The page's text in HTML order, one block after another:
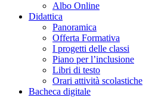
Albo Online
Didattica
Panoramica
Offerta Formativa
I progetti delle classi
Piano per l’inclusione
Libri di testo
Orari attività scolastiche
Bacheca digitale